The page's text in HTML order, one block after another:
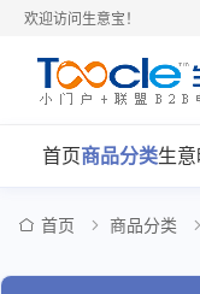
欢迎访问生意宝！
首页商品分类生
首页 商品分类